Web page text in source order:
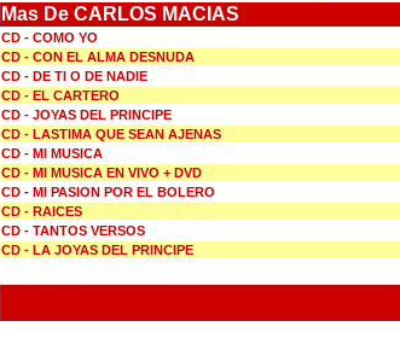
Mas De CARLOS MACIAS
CD - COMO YO
CD - CON EL ALMA DESNUDA
CD - DE TI O DE NADIE
CD - EL CARTERO
CD - JOYAS DEL PRINCIPE
CD - LASTIMA QUE SEAN AJENAS
CD - MI MUSICA
CD - MI MUSICA EN VIVO + DVD
CD - MI PASION POR EL BOLERO
CD - RAICES
CD - TANTOS VERSOS
CD - LA JOYAS DEL PRINCIPE